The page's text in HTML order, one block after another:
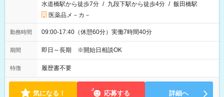
水道橋駅から徒歩7分 / 九段下駅から徒歩4分 / 飯田橋駅
医薬品メ－カ－
勤務時間 09:00-17:40（休憩60分）実働7時間40分
期間 即日～長期 ※開始日相談OK
特徴 履歴書不要
気になる！ 応募する 詳細へ